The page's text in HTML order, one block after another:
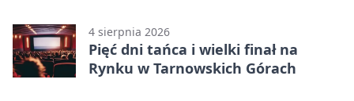
4 sierpnia 2026
Pięć dni tańca i wielki finał na
Rynku w Tarnowskich Górach